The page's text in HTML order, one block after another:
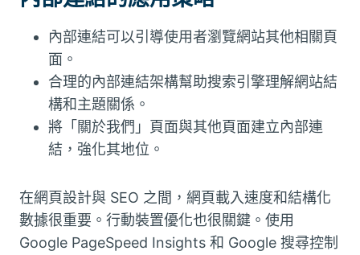
內部連結可以引導使用者瀏覽網站其他相關頁
面。
合理的內部連結架構幫助搜索引擎理解網站結
構和主題關係。
將「關於我們」頁面與其他頁面建立內部連
結，強化其地位。
在網頁設計與 SEO 之間，網頁載入速度和結構化
數據很重要。行動裝置優化也很關鍵。使用
Google PageSpeed Insights 和 Google 搜尋控制